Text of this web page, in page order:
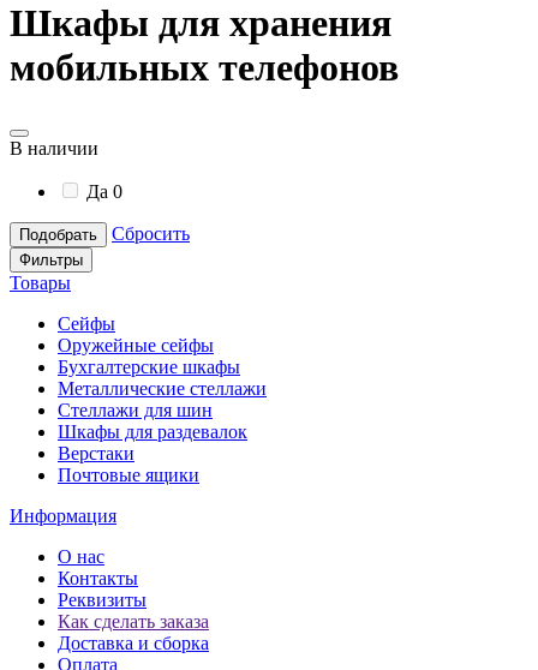
Шкафы для хранения
мобильных телефонов
В наличии
Да 0
Подобрать Сбросить
Фильтры
Товары
Сейфы
Оружейные сейфы
Бухгалтерские шкафы
Металлические стеллажи
Стеллажи для шин
Шкафы для раздевалок
Верстаки
Почтовые ящики
Информация
О нас
Контакты
Реквизиты
Как сделать заказа
Доставка и сборка
Оплата